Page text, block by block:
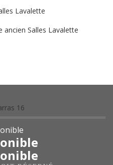
Lavalette
ancien Salles Lavalette